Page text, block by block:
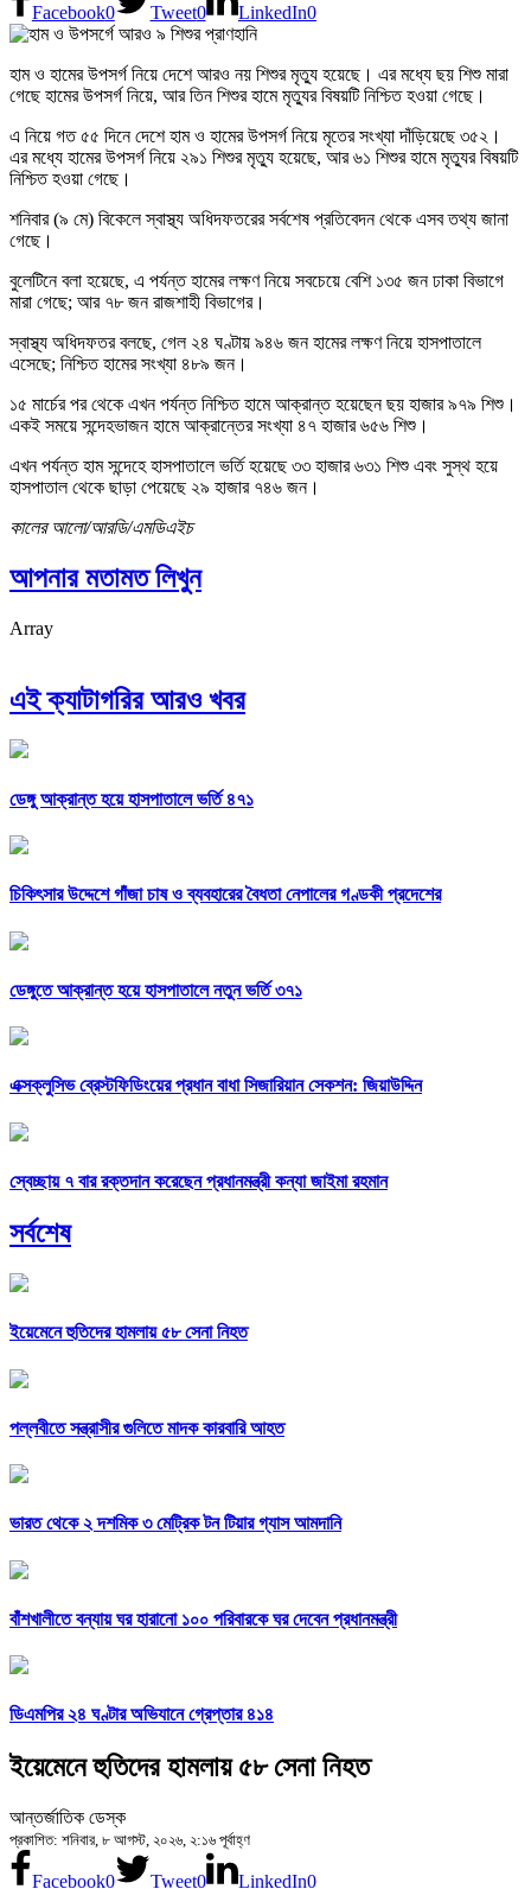
Facebook0 Tweet0 LinkedIn0
হাম ও হামের উপসর্গ নিয়ে দেশে আরও নয় শিশুর মৃত্যু হয়েছে। এর মধ্যে ছয় শিশু মারা
গেছে হামের উপসর্গ নিয়ে, আর তিন শিশুর হামে মৃত্যুর বিষয়টি নিশ্চিত হওয়া গেছে।
এ নিয়ে গত ৫৫ দিনে দেশে হাম ও হামের উপসর্গ নিয়ে মৃতের সংখ্যা দাঁড়িয়েছে ৩৫২।
এর মধ্যে হামের উপসর্গ নিয়ে ২৯১ শিশুর মৃত্যু হয়েছে, আর ৬১ শিশুর হামে মৃত্যুর বিষয়টি
নিশ্চিত হওয়া গেছে।
শনিবার (৯ মে) বিকেলে স্বাস্থ্য অধিদফতরের সর্বশেষ প্রতিবেদন থেকে এসব তথ্য জানা
গেছে।
বুলেটিনে বলা হয়েছে, এ পর্যন্ত হামের লক্ষণ নিয়ে সবচেয়ে বেশি ১৩৫ জন ঢাকা বিভাগে
মারা গেছে; আর ৭৮ জন রাজশাহী বিভাগের।
স্বাস্থ্য অধিদফতর বলছে, গেল ২৪ ঘণ্টায় ৯৪৬ জন হামের লক্ষণ নিয়ে হাসপাতালে
এসেছে; নিশ্চিত হামের সংখ্যা ৪৮৯ জন।
১৫ মার্চের পর থেকে এখন পর্যন্ত নিশ্চিত হামে আক্রান্ত হয়েছেন ছয় হাজার ৯৭৯ শিশু।
একই সময়ে সন্দেহভাজন হামে আক্রান্তের সংখ্যা ৪৭ হাজার ৬৫৬ শিশু।
এখন পর্যন্ত হাম সন্দেহে হাসপাতালে ভর্তি হয়েছে ৩৩ হাজার ৬৩১ শিশু এবং সুস্থ হয়ে
হাসপাতাল থেকে ছাড়া পেয়েছে ২৯ হাজার ৭৪৬ জন।
কালের আলো/আরডি/এমডিএইচ
আপনার মতামত লিখুন
Array
এই ক্যাটাগরির আরও খবর
ডেঙ্গু আক্রান্ত হয়ে হাসপাতালে ভর্তি ৪৭১
চিকিৎসার উদ্দেশে গাঁজা চাষ ও ব্যবহারের বৈধতা নেপালের গণ্ডকী প্রদেশের
ডেঙ্গুতে আক্রান্ত হয়ে হাসপাতালে নতুন ভর্তি ৩৭১
এক্সক্লুসিভ ব্রেস্টফিডিংয়ের প্রধান বাধা সিজারিয়ান সেকশন: জিয়াউদ্দিন
স্বেচ্ছায় ৭ বার রক্তদান করেছেন প্রধানমন্ত্রী কন্যা জাইমা রহমান
সর্বশেষ
ইয়েমেনে হুতিদের হামলায় ৫৮ সেনা নিহত
পল্লবীতে সন্ত্রাসীর গুলিতে মাদক কারবারি আহত
ভারত থেকে ২ দশমিক ৩ মেট্রিক টন টিয়ার গ্যাস আমদানি
বাঁশখালীতে বন্যায় ঘর হারানো ১০০ পরিবারকে ঘর দেবেন প্রধানমন্ত্রী
ডিএমপির ২৪ ঘণ্টার অভিযানে গ্রেপ্তার ৪১৪
ইয়েমেনে হুতিদের হামলায় ৫৮ সেনা নিহত
আন্তর্জাতিক ডেস্ক
প্রকাশিত: শনিবার, ৮ আগস্ট, ২০২৬, ২:১৬ পূর্বাহ্ণ
Facebook0 Tweet0 LinkedIn0